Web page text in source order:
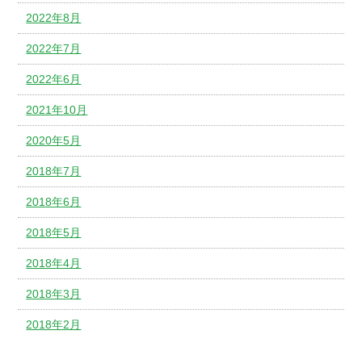
2022年8月
2022年7月
2022年6月
2021年10月
2020年5月
2018年7月
2018年6月
2018年5月
2018年4月
2018年3月
2018年2月